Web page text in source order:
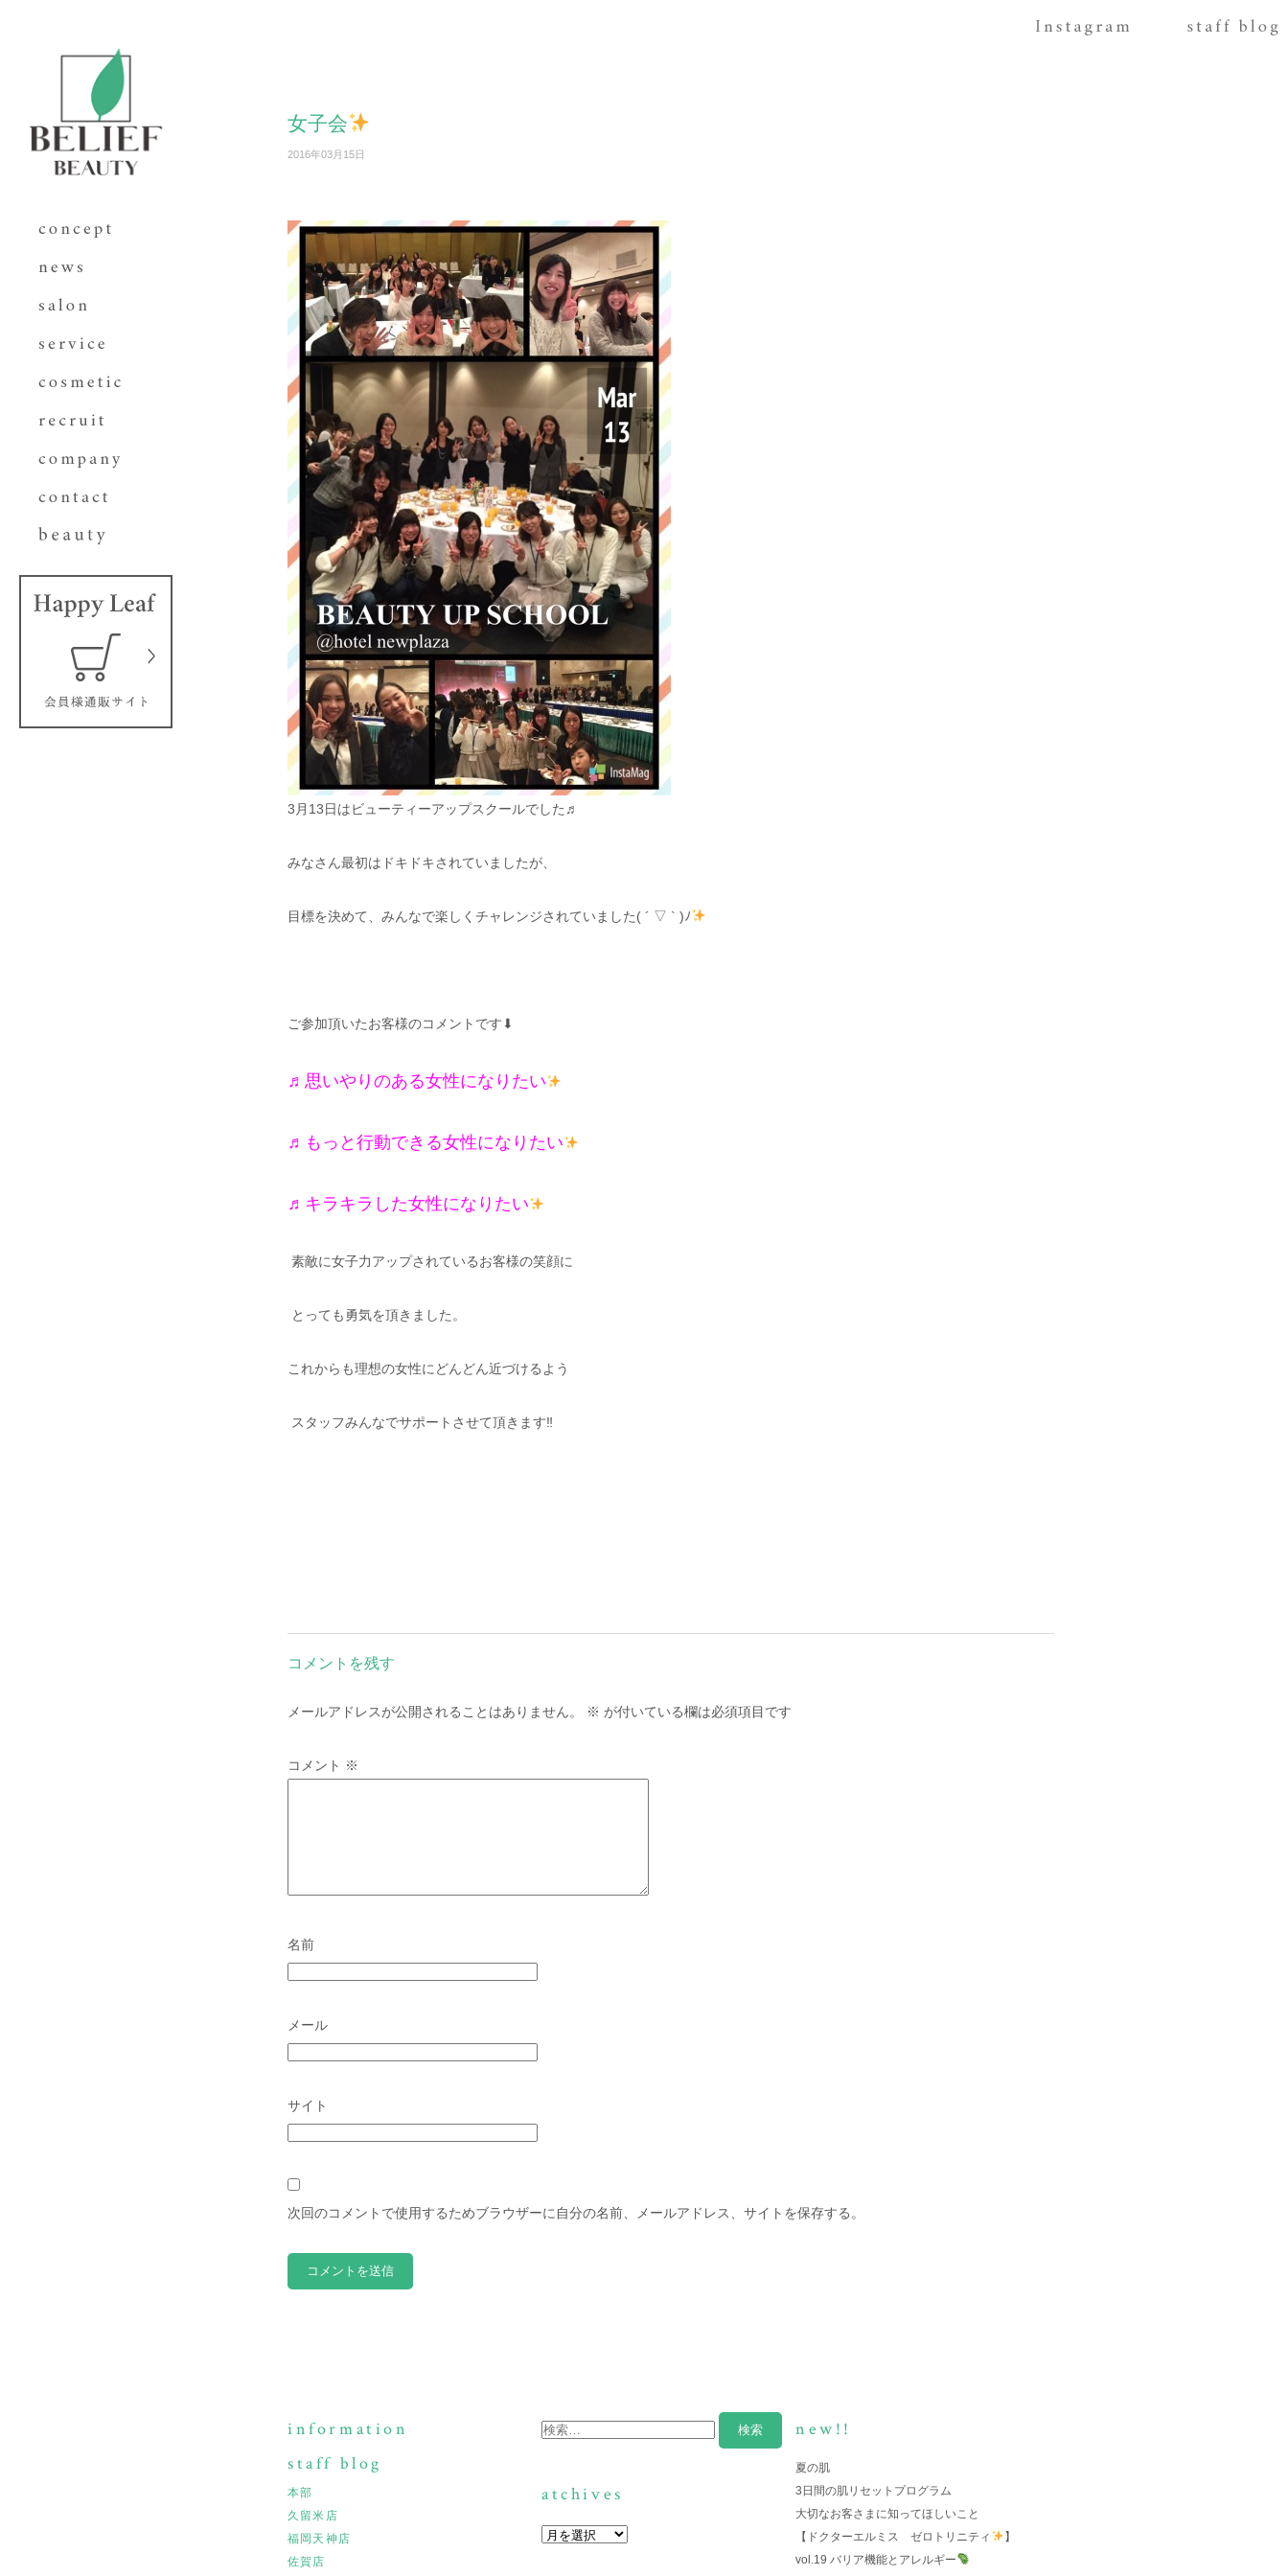
女子会
2016年03月15日
3月13日はビューティーアップスクールでした♬
みなさん最初はドキドキされていましたが、
目標を決めて、みんなで楽しくチャレンジされていました( ´ ▽ ` )ﾉ
ご参加頂いたお客様のコメントです⬇︎
♬思いやりのある女性になりたい
♬もっと行動できる女性になりたい
♬キラキラした女性になりたい
素敵に女子力アップされているお客様の笑顔に
とっても勇気を頂きました。
これからも理想の女性にどんどん近づけるよう
スタッフみんなでサポートさせて頂きます‼︎
コメントを残す
メールアドレスが公開されることはありません。 ※ が付いている欄は必須項目です
コメント ※
名前
メール
サイト
次回のコメントで使用するためブラウザーに自分の名前、メールアドレス、サイトを保存する。
information
staff blog
本部
久留米店
福岡天神店
佐賀店
new!!
夏の肌
3日間の肌リセットプログラム
大切なお客さまに知ってほしいこと
【ドクターエルミス ゼロトリニティ
】
vol.19 バリア機能とアレルギー
atchives